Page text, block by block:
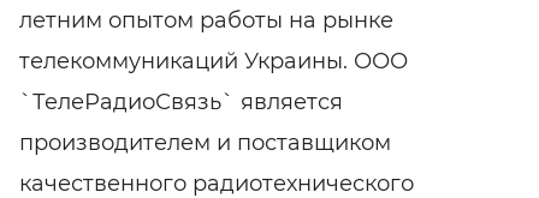
летним опытом работы на рынке
телекоммуникаций Украины. ООО
`ТелеРадиоСвязь` является
производителем и поставщиком
качественного радиотехнического